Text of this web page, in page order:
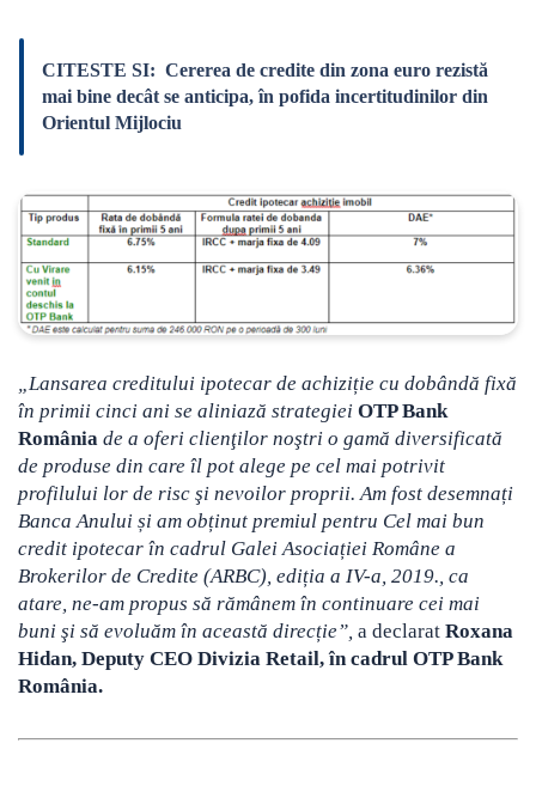
CITESTE SI: Cererea de credite din zona euro rezistă
mai bine decât se anticipa, în pofida incertitudinilor din
Orientul Mijlociu
„Lansarea creditului ipotecar de achiziție cu dobândă fixă
în primii cinci ani se aliniază strategiei OTP Bank
România de a oferi clienţilor noştri o gamă diversificată
de produse din care îl pot alege pe cel mai potrivit
profilului lor de risc şi nevoilor proprii. Am fost desemnați
Banca Anului și am obținut premiul pentru Cel mai bun
credit ipotecar în cadrul Galei Asociației Române a
Brokerilor de Credite (ARBC), ediția a IV-a, 2019., ca
atare, ne-am propus să rămânem în continuare cei mai
buni şi să evoluăm în această direcție”, a declarat Roxana
Hidan, Deputy CEO Divizia Retail, în cadrul OTP Bank
România.